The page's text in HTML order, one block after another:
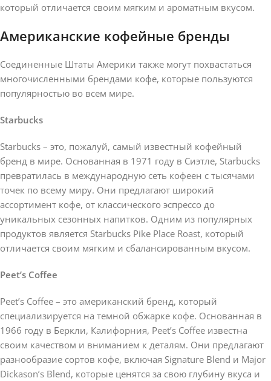
который отличается своим мягким и ароматным вкусом.
Американские кофейные бренды
Соединенные Штаты Америки также могут похвастаться
многочисленными брендами кофе, которые пользуются
популярностью во всем мире.
Starbucks
Starbucks – это, пожалуй, самый известный кофейный
бренд в мире. Основанная в 1971 году в Сиэтле, Starbucks
превратилась в международную сеть кофеен с тысячами
точек по всему миру. Они предлагают широкий
ассортимент кофе, от классического эспрессо до
уникальных сезонных напитков. Одним из популярных
продуктов является Starbucks Pike Place Roast, который
отличается своим мягким и сбалансированным вкусом.
Peet’s Coffee
Peet’s Coffee – это американский бренд, который
специализируется на темной обжарке кофе. Основанная в
1966 году в Беркли, Калифорния, Peet’s Coffee известна
своим качеством и вниманием к деталям. Они предлагают
разнообразие сортов кофе, включая Signature Blend и Major
Dickason’s Blend, которые ценятся за свою глубину вкуса и